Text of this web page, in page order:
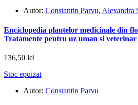
Autor: Constantin Parvu, Alexandra
Enciclopedia plantelor medicinale din
Tratamente pentru uz uman si veterinar
136,50 lei
Stoc epuizat
Autor: Constantin Parvu